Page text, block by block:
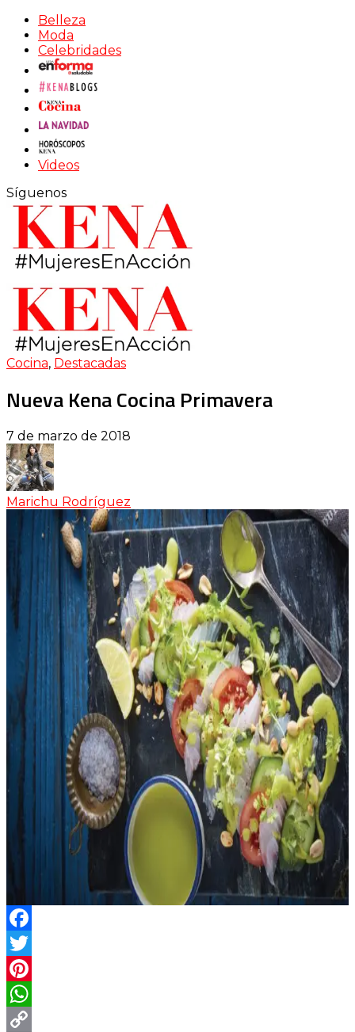
Belleza
Moda
Celebridades
Videos
Síguenos
Cocina, Destacadas
Nueva Kena Cocina Primavera
7 de marzo de 2018
Marichu Rodríguez
Facebook
Twitter
Pinterest
WhatsApp